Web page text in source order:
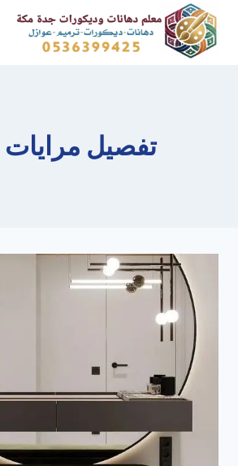
التجاوز
المحتوى
تفصيل